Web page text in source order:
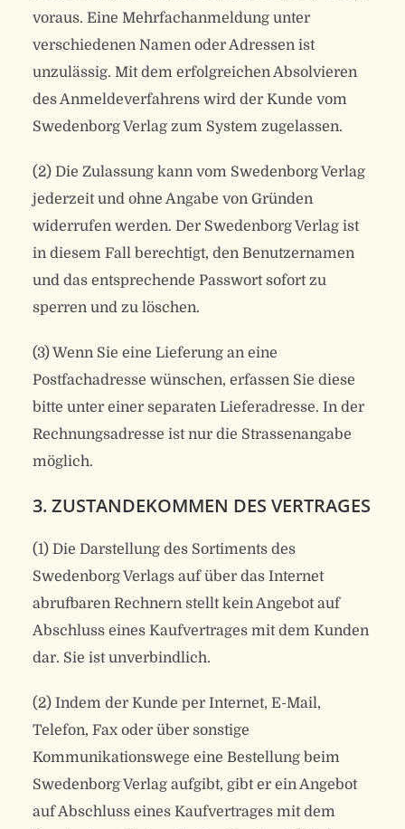
voraus. Eine Mehrfachanmeldung unter
verschiedenen Namen oder Adressen ist
unzulässig. Mit dem erfolgreichen Absolvieren
des Anmeldeverfahrens wird der Kunde vom
Swedenborg Verlag zum System zugelassen.
(2) Die Zulassung kann vom Swedenborg Verlag
jederzeit und ohne Angabe von Gründen
widerrufen werden. Der Swedenborg Verlag ist
in diesem Fall berechtigt, den Benutzernamen
und das entsprechende Passwort sofort zu
sperren und zu löschen.
(3) Wenn Sie eine Lieferung an eine
Postfachadresse wünschen, erfassen Sie diese
bitte unter einer separaten Lieferadresse. In der
Rechnungsadresse ist nur die Strassenangabe
möglich.
3. ZUSTANDEKOMMEN DES VERTRAGES
(1) Die Darstellung des Sortiments des
Swedenborg Verlags auf über das Internet
abrufbaren Rechnern stellt kein Angebot auf
Abschluss eines Kaufvertrages mit dem Kunden
dar. Sie ist unverbindlich.
(2) Indem der Kunde per Internet, E-Mail,
Telefon, Fax oder über sonstige
Kommunikationswege eine Bestellung beim
Swedenborg Verlag aufgibt, gibt er ein Angebot
auf Abschluss eines Kaufvertrages mit dem